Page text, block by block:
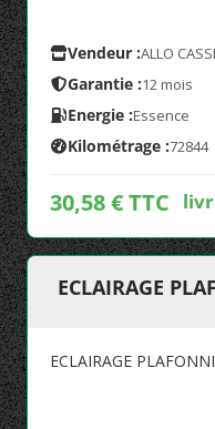
Vendeur :ALLO
Garantie :12 mois
Energie :Essence
Kilométrage :72844
30,58 € TTC
ECLAIRAGE
ECLAIRAGE